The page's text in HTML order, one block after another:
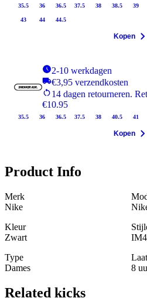
35.5 36 36.5 37.5 38 38.5 39
43 44 44.5
Kopen
2-10 werkdagen
€3,95 verzendkosten
14 dagen retourneren.
€10.95
35.5 36 36.5 37.5 38 40.5 41
Kopen
Product Info
Merk
Nike
Kleur
Zwart
Type
Dames
8
Related kicks